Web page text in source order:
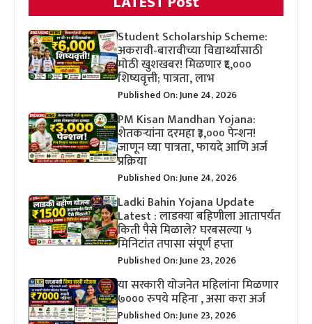
Student Scholarship Scheme:
अकरावी-बारावीच्या विद्यार्थ्यांसाठी
मोठी खुशखबर! मिळणार ₹६,०००
शिष्यवृत्ती; पात्रता, लाभ
Published On: June 24, 2026
PM Kisan Mandhan Yojana:
शेतकऱ्यांना दरमहा ₹३,००० पेन्शन!
जाणून घ्या पात्रता, फायदे आणि अर्ज
प्रक्रिया
Published On: June 24, 2026
Ladki Bahin Yojana Update
Latest : लाडक्या बहिणीला आतापर्यंत
किती पैसे मिळाले? घरबसल्या ५
मिनिटांत तपासा संपूर्ण हप्ता
Published On: June 23, 2026
या सरकारी योजनेत महिलांना मिळणार
७००० रुपये महिना , असा करा अर्ज
Published On: June 23, 2026